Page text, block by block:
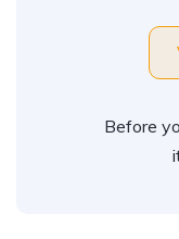
Before